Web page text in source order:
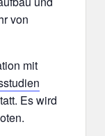
von
mit
Es wird